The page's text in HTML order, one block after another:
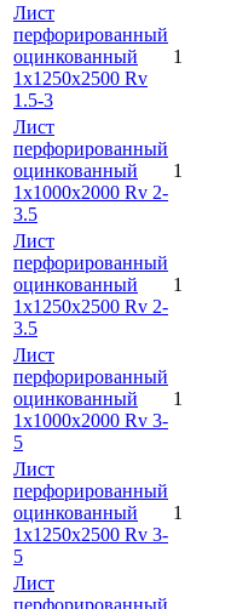
Лист
перфорированный
оцинкованный
1х1250х2500 Rv
1.5-3
1
Лист
перфорированный
оцинкованный
1х1000х2000 Rv 2-
3.5
1
Лист
перфорированный
оцинкованный
1х1250х2500 Rv 2-
3.5
1
Лист
перфорированный
оцинкованный
1х1000х2000 Rv 3-
5
1
Лист
перфорированный
оцинкованный
1х1250х2500 Rv 3-
5
1
Лист
перфорированный